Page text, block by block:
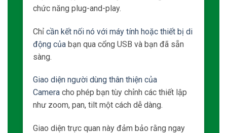
cả các giáo viên có ít kinh nghiệm kỹ thuật
công cụ mạnh mẽ này..